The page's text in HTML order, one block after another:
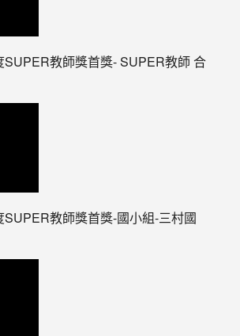
SUPER教師獎首獎- SUPER教師 合
SUPER教師獎首獎-國小組-三村國